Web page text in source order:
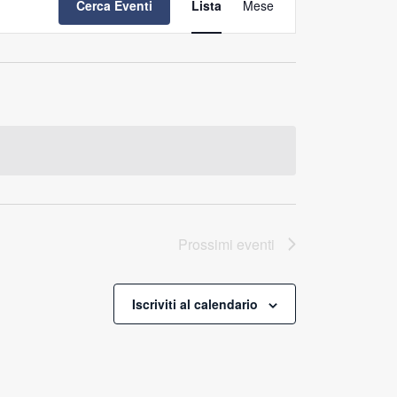
Cerca Eventi
Viste
Navigazione
Lista Mese
Prossimi eventi
Iscriviti al calendario